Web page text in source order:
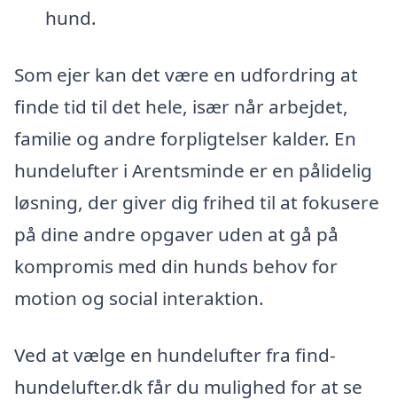
hund.
Som ejer kan det være en udfordring at
finde tid til det hele, især når arbejdet,
familie og andre forpligtelser kalder. En
hundelufter i Arentsminde er en pålidelig
løsning, der giver dig frihed til at fokusere
på dine andre opgaver uden at gå på
kompromis med din hunds behov for
motion og social interaktion.
Ved at vælge en hundelufter fra find-
hundelufter.dk får du mulighed for at se